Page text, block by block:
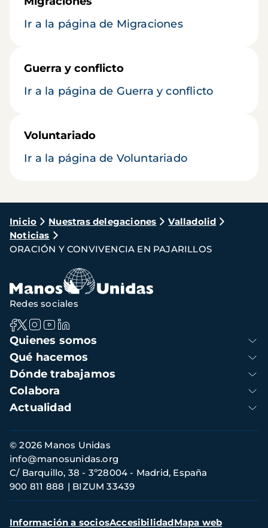
Ir a la página de Migraciones
Guerra y conflicto
Ir a la página de Guerra y conflicto
Voluntariado
Ir a la página de Voluntariado
Ruta
de
navegación
Inicio Nuestras delegaciones
Valladolid
Noticias
ORACIÓN Y CONVIVENCIA EN PAJARILLOS
Navegación
principal
Quienes somos
Qué hacemos
Dónde trabajamos
Colabora
Actualidad
Redes sociales
Información
de
contacto
© 2026 Manos Unidas
C/ Barquillo, 38 - 3º28004 - Madrid, España
900 811 888
BIZUM 33439
info@manosunidas.org
Menú
Información a sociosAccesibilidadMapa web